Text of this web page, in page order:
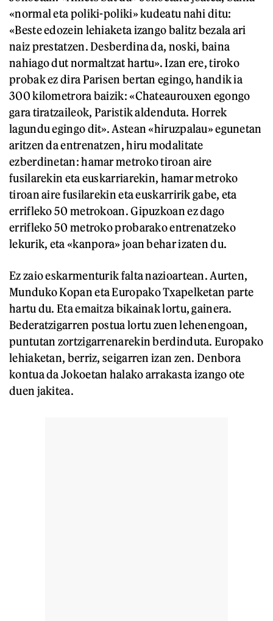
«normal eta poliki-poliki» kudeatu nahi ditu:
«Beste edozein lehiaketa izango balitz bezala ari
naiz prestatzen. Desberdina da, noski, baina
nahiago dut normaltzat hartu». Izan ere, tiroko
probak ez dira Parisen bertan egingo, handik ia
300 kilometrora baizik: «Chateaurouxen egongo
gara tiratzaileok, Paristik aldenduta. Horrek
lagundu egingo dit». Astean «hiruzpalau» egunetan
aritzen da entrenatzen, hiru modalitate
ezberdinetan: hamar metroko tiroan aire
fusilarekin eta euskarriarekin, hamar metroko
tiroan aire fusilarekin eta euskarririk gabe, eta
errifleko 50 metrokoan. Gipuzkoan ez dago
errifleko 50 metroko probarako entrenatzeko
lekurik, eta «kanpora» joan behar izaten du.
Ez zaio eskarmenturik falta nazioartean. Aurten,
Munduko Kopan eta Europako Txapelketan parte
hartu du. Eta emaitza bikainak lortu, gainera.
Bederatzigarren postua lortu zuen lehenengoan,
puntutan zortzigarrenarekin berdinduta. Europako
lehiaketan, berriz, seigarren izan zen. Denbora
kontua da Jokoetan halako arrakasta izango ote
duen jakitea.